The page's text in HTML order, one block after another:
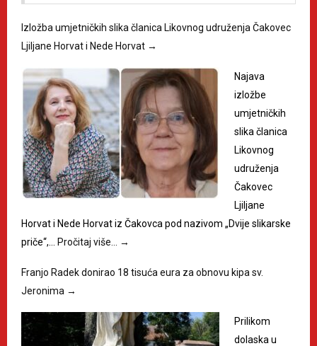
Izložba umjetničkih slika članica Likovnog udruženja Čakovec
Ljiljane Horvat i Nede Horvat →
Najava
izložbe
umjetničkih
slika članica
Likovnog
udruženja
Čakovec
Ljiljane
Horvat i Nede Horvat iz Čakovca pod nazivom „Dvije slikarske
priče“,…
Pročitaj više… →
Franjo Radek donirao 18 tisuća eura za obnovu kipa sv.
Jeronima →
Prilikom
dolaska u